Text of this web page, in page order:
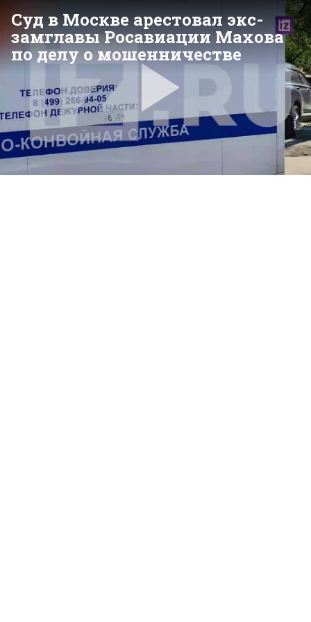
Суд в Москве арестовал экс-
замглавы Росавиации Махова
по делу о мошенничестве